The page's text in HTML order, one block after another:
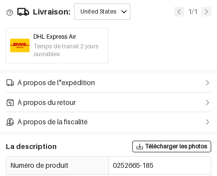
Livraison: United States 1/1
DHL Express Air
Temps de transit 2 jours
ouvrables
À propos de l"expédition
À propos du retour
À propos de la fiscalité
La description Télécharger les photos
Numéro de produit 0252665-185